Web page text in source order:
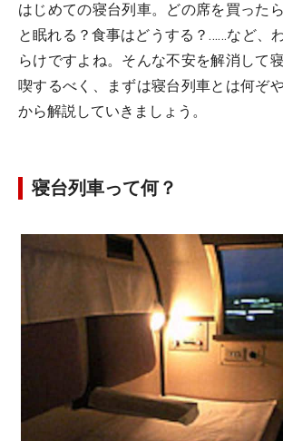
はじめての寝台列車。どの席を買った
と眠れる？食事はどうする？……など、
らけですよね。そんな不安を解消して
喫するべく、まずは寝台列車とは何ぞ
から解説していきましょう。
寝台列車って何？